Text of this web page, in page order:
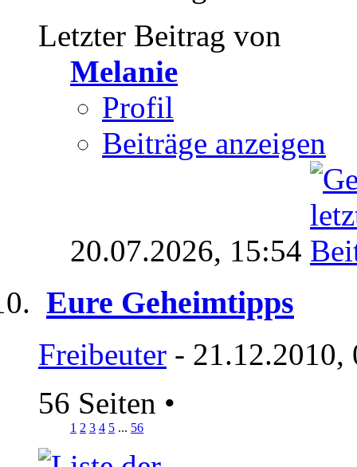
Letzter Beitrag von
Melanie
Profil
Beiträge anzeigen
20.07.2026, 15:54
Eure Geheimtipps
Freibeuter - 21.12.2010,
56 Seiten •
1 2 3 4 5 ... 56